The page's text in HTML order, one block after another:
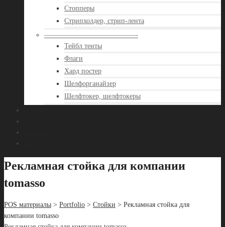
Стопперы
Стрипхолдер, стрип-лента
—————————————-
Тейбл тенты
Флаги
Хард постер
Шелфорганайзер
Шелфтокер, шелфтокеры
Рекламная стойка для компании
tomasso
POS материалы > Portfolio > Стойки > Рекламная стойка для
компании tomasso